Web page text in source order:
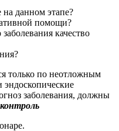
данном этапе?
помощи?
качество
только по неотложным
заболевания, должны